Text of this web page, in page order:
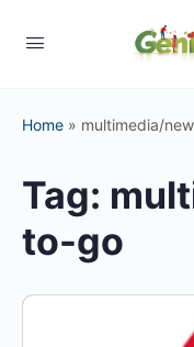
Home » multimedia/
Tag:
to-go